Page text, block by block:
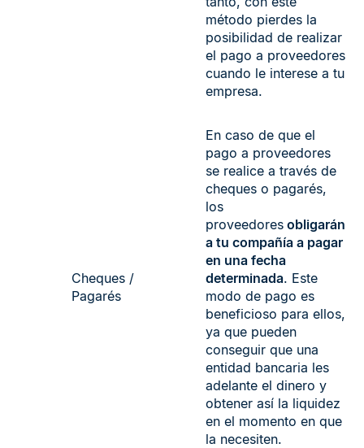
método pierdes la
posibilidad de realizar
el pago a proveedores
cuando le interese a tu
empresa.
Cheques /
Pagarés
En caso de que el
pago a proveedores
se realice a través de
cheques o pagarés,
los
proveedores obligarán
a tu compañía a pagar
en una fecha
determinada. Este
modo de pago es
beneficioso para ellos,
ya que pueden
conseguir que una
entidad bancaria les
adelante el dinero y
obtener así la liquidez
en el momento en que
la necesiten.